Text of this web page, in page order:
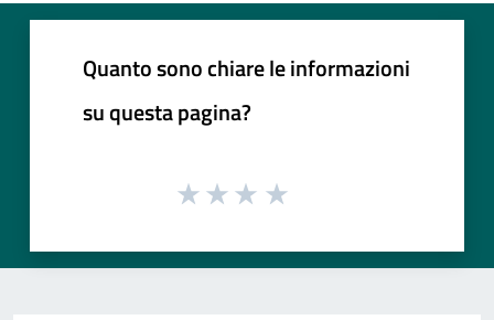
Quanto sono chiare le informazioni
su questa pagina?